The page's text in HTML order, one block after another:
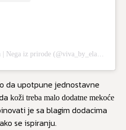
A post shared by Viva by Ela | Nega iz prirode (@viva_by_ela_official)
da upotpune jednostavne
koži treba malo dodatne mekoće
je sa blagim dodacima
se ispiranju.